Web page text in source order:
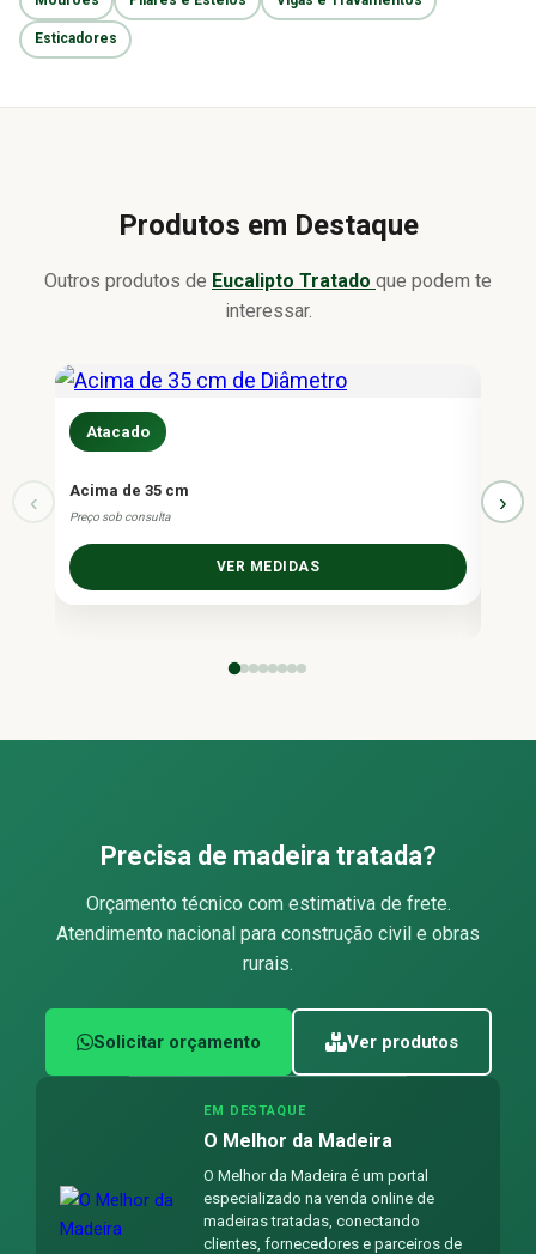
Esticadores
Produtos em Destaque
Outros produtos de Eucalipto Tratado que podem te
interessar.
‹
Atacado
Acima de 35 cm
Preço sob consulta
VER MEDIDAS
›
Precisa de madeira tratada?
Orçamento técnico com estimativa de frete.
Atendimento nacional para construção civil e obras
rurais.
Solicitar orçamento Ver produtos
EM DESTAQUE
O Melhor da Madeira
O Melhor da Madeira é um portal
especializado na venda online de
madeiras tratadas, conectando
clientes, fornecedores e parceiros de